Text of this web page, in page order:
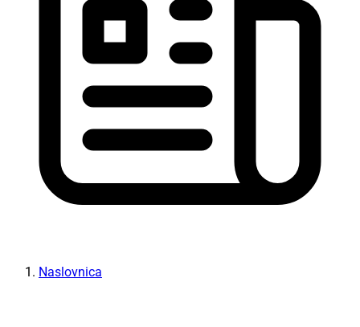
Naslovnica